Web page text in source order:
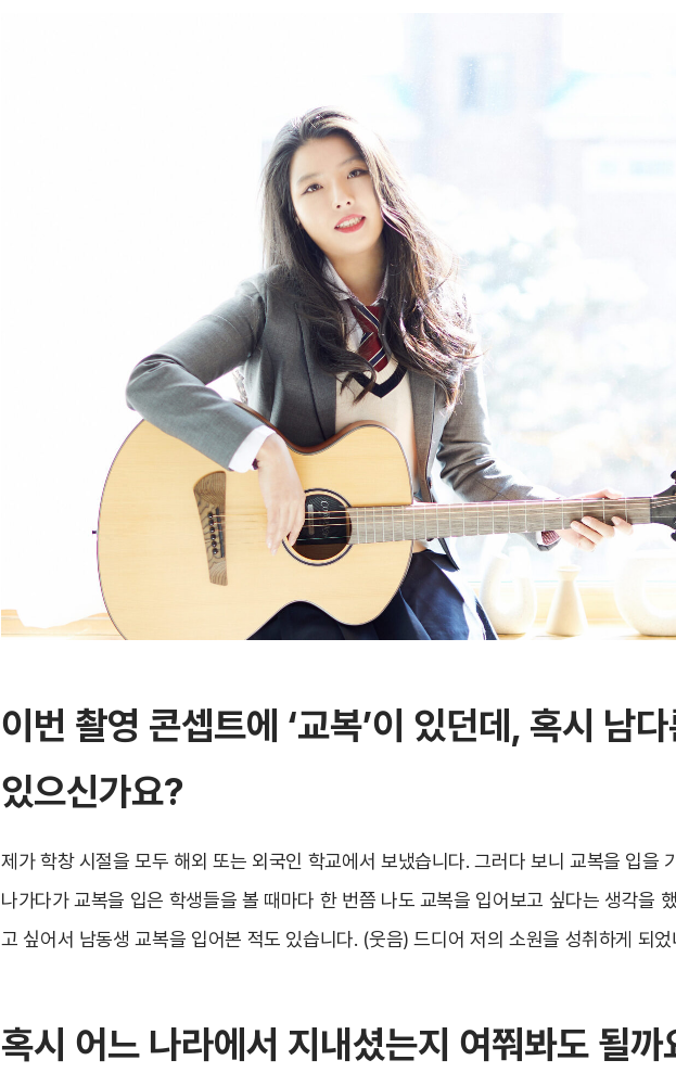
이번 촬영 콘셉트에 ‘교복’이 있던데 , 혹시 남다
있으신가요?
제가 학창 시절을 모두 해외 또는 외국인 학교에서 보냈습니다. 그러다 보니 교복을 입을
나가다가 교복을 입은 학생들을 볼 때마다 한 번쯤 나도 교복을 입어보고 싶다는 생각을
고 싶어서 남동생 교복을 입어본 적도 있습니다. (웃음) 드디어 저의 소원을 성취하게 되
혹시 어느 나라에서 지내셨는지 여쭤봐도 될까